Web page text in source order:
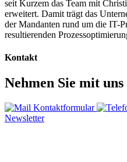
seit Kurzem das Team mit
erweitert. Damit trägt das
der Mandanten rund um die IT-
resultierenden
Kontakt
Nehmen Sie mit
Kontaktformular
Newsletter